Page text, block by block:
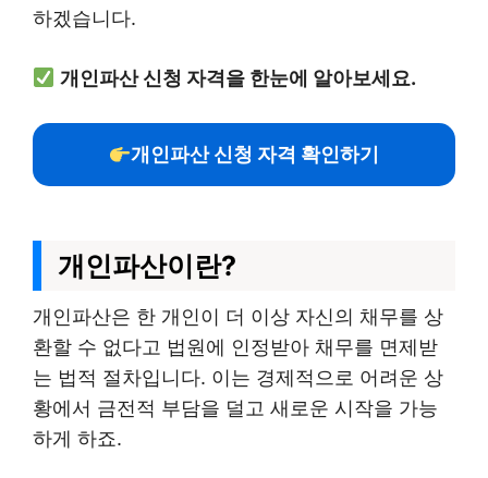
하겠습니다.
개인파산 신청 자격을 한눈에 알아보세요.
개인파산 신청 자격 확인하기
개인파산이란?
개인파산은 한 개인이 더 이상 자신의 채무를 상
환할 수 없다고 법원에 인정받아 채무를 면제받
는 법적 절차입니다. 이는 경제적으로 어려운 상
황에서 금전적 부담을 덜고 새로운 시작을 가능
하게 하죠.